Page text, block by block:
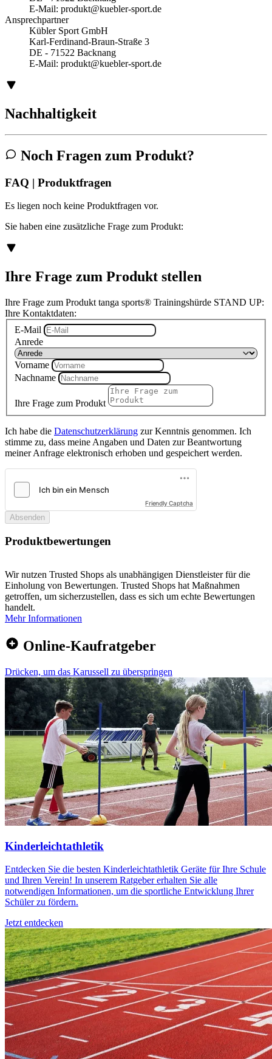
E-Mail: produkt@kuebler-sport.de
Ansprechpartner
Kübler Sport GmbH
Karl-Ferdinand-Braun-Straße 3
DE - 71522 Backnang
E-Mail: produkt@kuebler-sport.de
Nachhaltigkeit
Noch Fragen zum Produkt?
FAQ | Produktfragen
Es liegen noch keine Produktfragen vor.
Sie haben eine zusätzliche Frage zum Produkt:
Ihre Frage zum Produkt stellen
Ihre Frage zum Produkt tanga sports® Trainingshürde STAND UP:
Ihre Kontaktdaten:
E-Mail
Anrede
Vorname
Nachname
Ihre Frage zum Produkt
Ich habe die Datenschutzerklärung zur Kenntnis genommen. Ich
stimme zu, dass meine Angaben und Daten zur Beantwortung
meiner Anfrage elektronisch erhoben und gespeichert werden.
Friendly Captcha
Absenden
Produktbewertungen
Wir nutzen Trusted Shops als unabhängigen Dienstleister für die
Einholung von Bewertungen. Trusted Shops hat Maßnahmen
getroffen, um sicherzustellen, dass es sich um echte Bewertungen
handelt.
Mehr Informationen
Online-Kaufratgeber
Drücken, um das Karussell zu überspringen
Kinderleichtathletik
Entdecken Sie die besten Kinderleichtathletik Geräte für Ihre Schule
und Ihren Verein! In unserem Ratgeber erhalten Sie alle
notwendigen Informationen, um die sportliche Entwicklung Ihrer
Schüler zu fördern.
Jetzt entdecken